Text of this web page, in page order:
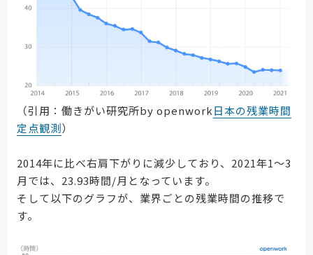
（引用：働きがい研究所by openwork日本の残業時間
定点観測）
2014年に比べ右肩下がりに減少しており、2021年1〜3
月では、23.93時間/月となっています。
そして以下のグラフが、業界ごとの残業時間の推移で
す。